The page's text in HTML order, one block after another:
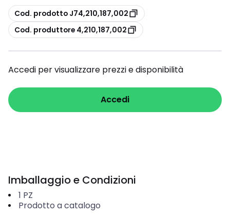
copia
Cod. prodotto J74,210,187,002
copia
Cod. produttore 4,210,187,002
Accedi per visualizzare prezzi e disponibilità
Accedi
Imballaggio e Condizioni
1 PZ
Prodotto a catalogo